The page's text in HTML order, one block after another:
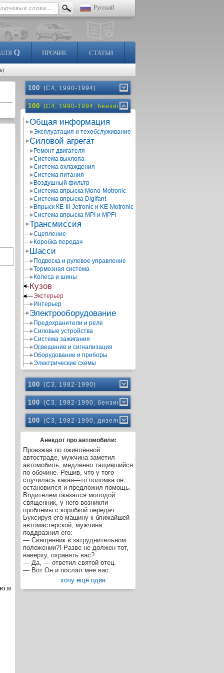
Русский
Q ПРОЧИЕ СТАТЬИ
и
100 (C4, 1990-1994)
100 (C4, 1990-1994, бензин)
Общая информация
Эксплуатация и техобслуживание
Силовой агрегат
Ремонт двигателя
Система выхлопа
Система охлаждения
Система питания
Воздушный фильтр
Система впрыска Mono-Motronic
Система впрыска Digifant
Впрыск КЕ-III-Jetronic и KE-Motronic
Система впрыска MPI и MPFI
Трансмиссия
Сцепление
Коробка передач
Шасси
Подвеска и рулевое управление
Тормозная система
Колеса и шины
Кузов
Экстерьер
Интерьер
Электрооборудование
Предохранители и реле
Силовые устройства
Система зажигания
Освещение и сигнализация
Оборудование и приборы
Электрические схемы
100 (C3, 1982-1990)
100 (C3, 1982-1990, бензин)
100 (C3, 1982-1990, дизель)
Анекдот про автомобили:
Проезжая по оживлённой
автостраде, мужчина заметил
автомобиль, медленно тащившийся
по обочине. Решив, что у того
случилась какая—то поломка он
остановился и предложил помощь.
Водителем оказался молодой
священник, у него возникли
проблемы с коробкой передач..
Буксируя его машину к ближайшей
автомастерской, мужчина
поддразнил его:
— Священник в затруднительном
положении?! Разве не должен тот,
наверху, охранять вас?
— Да, — ответил святой отец.
— Вот Он и послал мне вас.
хочу ещё один